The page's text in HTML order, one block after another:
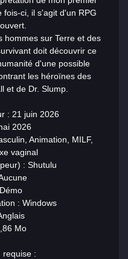
fois-ci, il s'agit d'un RPG
hommes sur Terre et des
doit découvrir ce
d'une possible
les héroïnes des
et de Dr. Slump.
: 21 juin 2026
2026
Animation, MILF,
vaginal
: Shutulu
: Windows
Mo
requise :